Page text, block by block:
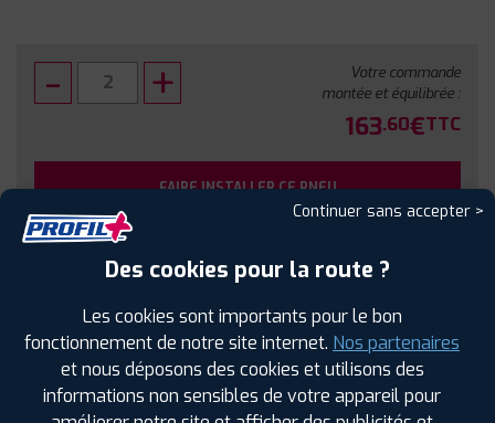
Votre commande
montée et équilibrée :
163.60€TTC
FAIRE INSTALLER CE PNEU
Sous réserve de disponibilité en agence
SPÉCIFICATIONS AVIS CLIENTS ÉTIQUETAGE
Continuer sans accepter >
Des cookies pour la route ?
Les cookies sont importants pour le bon
fonctionnement de notre site internet. Nos partenaires
et nous déposons des cookies et utilisons des
informations non sensibles de votre appareil pour